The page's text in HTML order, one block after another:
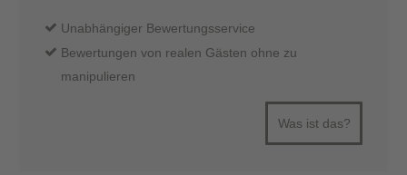
Unabhängiger Bewertungsservice
Bewertungen von realen Gästen ohne zu
manipulieren
Was ist das?